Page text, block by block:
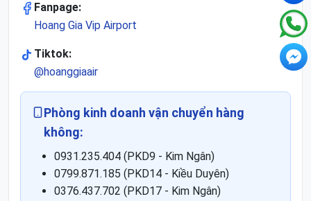
Fanpage:
Hoang Gia Vip Airport
Tiktok:
@hoanggiaair
Phòng kinh doanh vận chuyển hàng
không:
0931.235.404 (PKD9 - Kim Ngân)
0799.871.185 (PKD14 - Kiều Duyên)
0376.437.702 (PKD17 - Kim Ngân)